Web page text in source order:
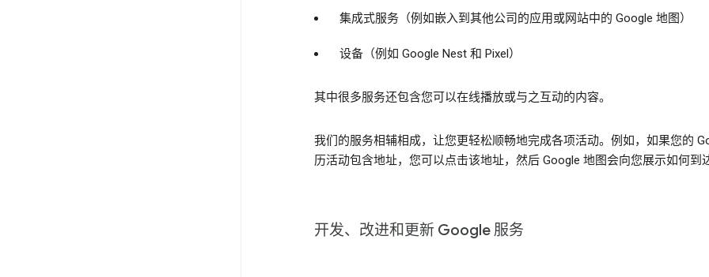
集成式服务（例如嵌入到其他公司的应用或网站中的 Google 地图）
设备（例如 Google Nest 和 Pixel）
其中很多服务还包含您可以在线播放或与之互动的内容。
我们的服务相辅相成，让您更轻松顺畅地完成各项活动。例如，如果您的
历活动包含地址，您可以点击该地址，然后 Google 地图会向您展示如何到
开发、改进和更新 Google 服务